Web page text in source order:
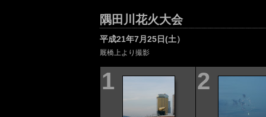
隅田川花火大会
平成21年7月25日(土）
厩橋上より撮影
1 2